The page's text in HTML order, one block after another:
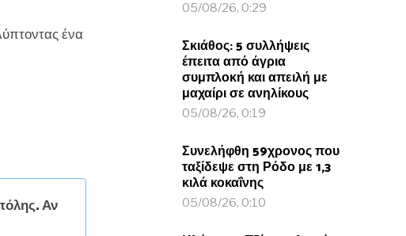
ένα
Αν
05/08/26, 0:29
Σκιάθος: 5 συλλήψεις
έπειτα από άγρια
συμπλοκή και απειλή με
μαχαίρι σε ανηλίκους
05/08/26, 0:19
Συνελήφθη 59χρονος που
ταξίδεψε στη Ρόδο με 1,3
κιλά κοκαΐνης
05/08/26, 0:10